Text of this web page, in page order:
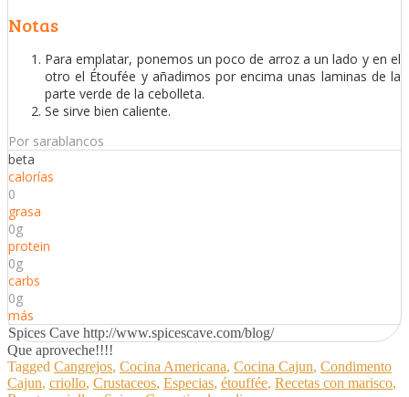
Notas
Para emplatar, ponemos un poco de arroz a un lado y en el
otro el Étoufée y añadimos por encima unas laminas de la
parte verde de la cebolleta.
Se sirve bien caliente.
Por sarablancos
beta
calorías
0
grasa
0g
protein
0g
carbs
0g
más
Spices Cave http://www.spicescave.com/blog/
Que aproveche!!!!
Tagged Cangrejos, Cocina Americana, Cocina Cajun, Condimento
Cajun, criollo, Crustaceos, Especias, étouffée, Recetas con marisco,